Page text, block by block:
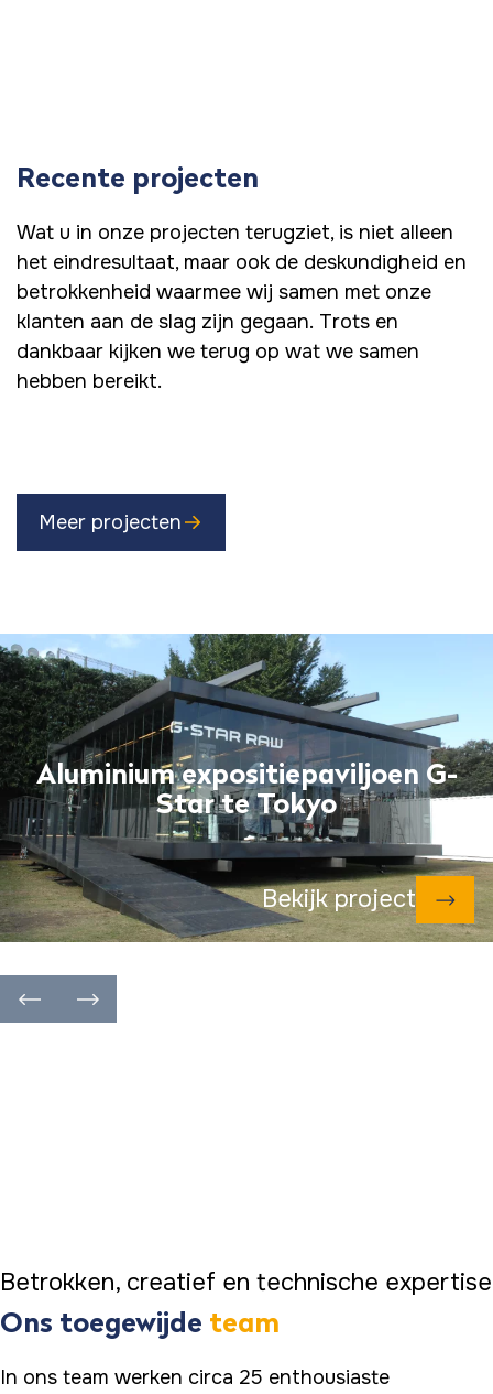
Recente projecten
Wat u in onze projecten terugziet, is niet alleen
het eindresultaat, maar ook de deskundigheid en
betrokkenheid waarmee wij samen met onze
klanten aan de slag zijn gegaan. Trots en
dankbaar kijken we terug op wat we samen
hebben bereikt.
Meer projecten
Aluminium expositiepaviljoen G-
Star te Tokyo
Bekijk project
Betrokken, creatief en technische expertise
Ons toegewijde team
In ons team werken circa 25 enthousiaste